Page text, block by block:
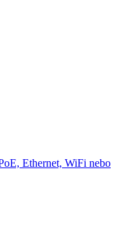
Ethernet, WiFi nebo